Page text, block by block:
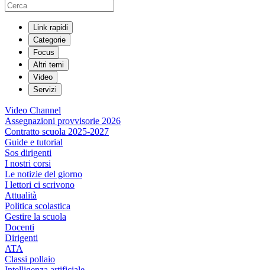
Link rapidi
Categorie
Focus
Altri temi
Video
Servizi
Video Channel
Assegnazioni provvisorie 2026
Contratto scuola 2025-2027
Guide e tutorial
Sos dirigenti
I nostri corsi
Le notizie del giorno
I lettori ci scrivono
Attualità
Politica scolastica
Gestire la scuola
Docenti
Dirigenti
ATA
Classi pollaio